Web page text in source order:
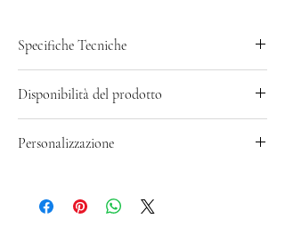
Specifiche Tecniche
Disponibilità del prodotto
su richiesta del Cliente: la tempistica di
Personalizzazione
durante la fase finale di acquisto. Puoi
richiedere anche di incidere una data o un